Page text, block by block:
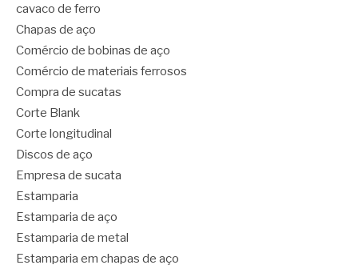
cavaco de ferro
Chapas de aço
Comércio de bobinas de aço
Comércio de materiais ferrosos
Compra de sucatas
Corte Blank
Corte longitudinal
Discos de aço
Empresa de sucata
Estamparia
Estamparia de aço
Estamparia de metal
Estamparia em chapas de aço